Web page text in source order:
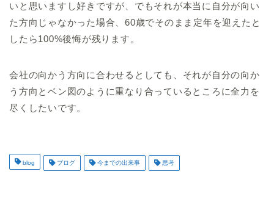
いと思いますし好きですが、でもそれが本当に自分が向い
た方向じゃなかった場合、60歳でそのまま定年を迎えたと
したら100%後悔が残ります。
会社の向かう方向に合わせるとしても、それが自分の向か
う方向とベン図のように重なり合っているところに全力を
尽くしたいです。
blog ブログ 今までの出来事 思考